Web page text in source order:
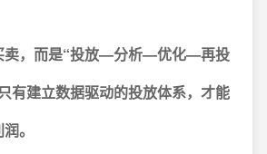
卖，而是“投放—分析—优化—再投
有建立数据驱动的投放体系，才能
。